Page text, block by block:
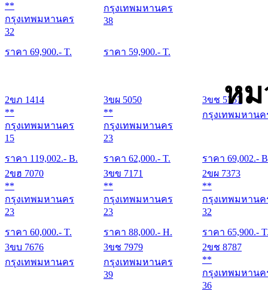
**
กรุงเทพมหานคร
32
ราคา 69,900.- T.
กรุงเทพมหานคร
38
ราคา 59,900.- T.
หม
2ขภ 1414
**
กรุงเทพมหานคร
15
ราคา 119,002.- B.
3ขผ 5050
**
กรุงเทพมหานคร
23
ราคา 62,000.- T.
3ขช 5757
กรุงเทพมหานค
ราคา 69,002.-
2ขฮ 7070
**
กรุงเทพมหานคร
23
ราคา 60,000.- T.
3ขข 7171
**
กรุงเทพมหานคร
23
ราคา 88,000.- H.
2ขผ 7373
**
กรุงเทพมหานค
32
ราคา 65,900.-
3ขบ 7676
กรุงเทพมหานคร
3ขช 7979
กรุงเทพมหานคร
39
2ขช 8787
**
กรุงเทพมหานค
36